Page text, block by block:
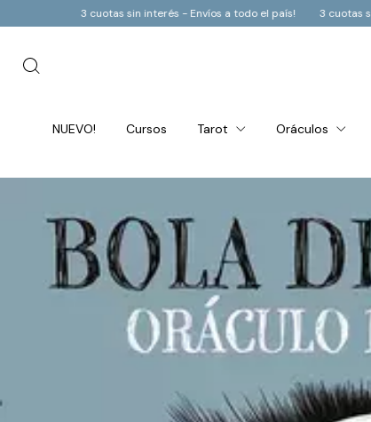
a todo el país! 3 cuotas sin interés - Envíos a todo el país!
NUEVO! Cursos Tarot Oráculos